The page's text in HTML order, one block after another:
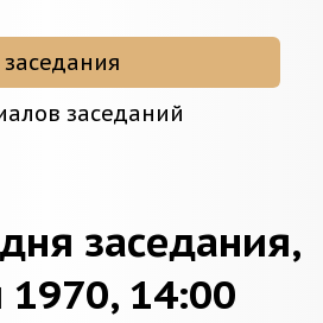
заседаний
заседания,
1970, 14:00